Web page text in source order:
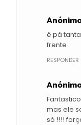
é pá
frente
RESPONDER
mas ele
só !!!!